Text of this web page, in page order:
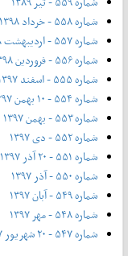
شماره ۵۵۸ - خرداد ۱۳۹۸
شماره ۵۵۷ - اردیبهشت ۱۳۹۸
شماره ۵۵۶ - فروردین ۱۳۹۸
شماره ۵۵۵ - اسفند ۱۳۹۷
شماره ۵۵۴ - ۱۰ بهمن ۱۳۹۷
شماره ۵۵۳ - بهمن ۱۳۹۷
شماره ۵۵۲ - دی ۱۳۹۷
شماره ۵۵۱ - ۲۰ آذر ۱۳۹۷
شماره ۵۵۰ - آذر ۱۳۹۷
شماره ۵۴۹ - آبان ۱۳۹۷
شماره ۵۴۸ - مهر ۱۳۹۷
شماره ۵۴۷ - ۲۰ شهریور ۱۳۹۷